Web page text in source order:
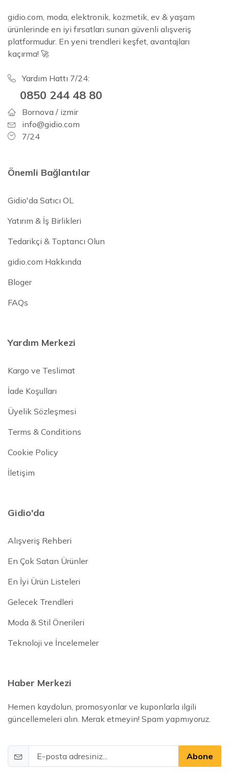
gidio.com, moda, elektronik, kozmetik, ev & yaşam
ürünlerinde en iyi fırsatları sunan güvenli alışveriş
platformudur. En yeni trendleri keşfet, avantajları
kaçırma! 🚀
Yardım Hattı 7/24:
0850 244 48 80
Bornova / izmir
info@gidio.com
7/24
Önemli Bağlantılar
Gidio'da Satıcı OL
Yatırım & İş Birlikleri
Tedarikçi & Toptancı Olun
gidio.com Hakkında
Bloger
FAQs
Yardım Merkezi
Kargo ve Teslimat
İade Koşulları
Üyelik Sözleşmesi
Terms & Conditions
Cookie Policy
İletişim
Gidio'da
Alışveriş Rehberi
En Çok Satan Ürünler
En İyi Ürün Listeleri
Gelecek Trendleri
Moda & Stil Önerileri
Teknoloji ve İncelemeler
Haber Merkezi
Hemen kaydolun, promosyonlar ve kuponlarla ilgili
güncellemeleri alın. Merak etmeyin! Spam yapmıyoruz.
Abone